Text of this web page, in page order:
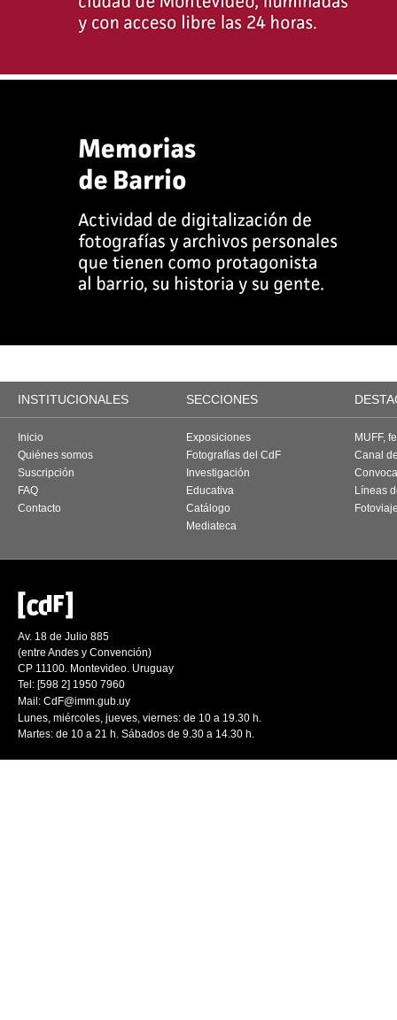
INSTITUCIONALES SECCIONES
Inicio
Quiénes somos
Suscripción
FAQ
Contacto
Exposiciones
Fotografías del CdF
Investigación
Educativa
Catálogo
Mediateca
MUFF,
Canal
Líneas
Av. 18 de Julio 885
(entre Andes y Convención)
CP 11100. Montevideo. Uruguay
Tel: [598 2] 1950 7960
Mail: CdF@imm.gub.uy
Lunes, miércoles, jueves, viernes: de 10 a 19.30 h.
Martes: de 10 a 21 h. Sábados de 9.30 a 14.30 h.